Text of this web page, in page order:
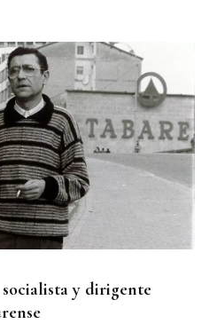
y dirigente